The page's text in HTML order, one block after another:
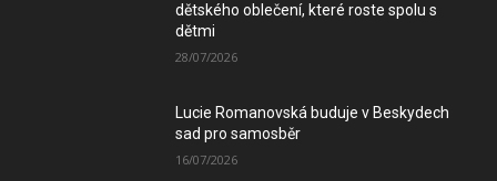
dětského oblečení, které roste spolu s
dětmi
28/07/2026
Lucie Romanovská buduje v Beskydech
sad pro samosběr
16/07/2026